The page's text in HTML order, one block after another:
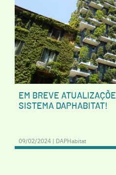
EM BREVE
SISTEMA DAPHABITAT!
09/02/2024 | DAPHabitat